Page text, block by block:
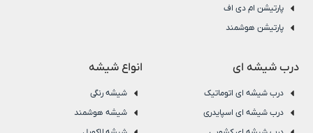
پارتیشن ام دی اف
پارتیشن هوشمند
درب شیشه ای
درب شیشه ای اتوماتیک
درب شیشه ای اسپایدری
انواع شیشه
شیشه رنگی
شیشه هوشمند